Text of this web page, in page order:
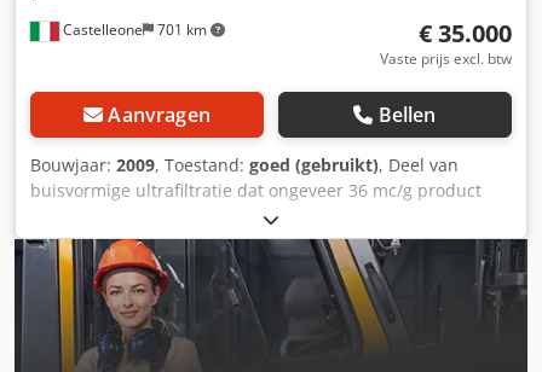
Castelleone 701 km € 35.000
Vaste prijs excl. btw
Aanvragen Bellen
Bouwjaar: 2009, Toestand: goed (gebruikt), Deel van
buisvormige ultrafiltratie dat ongeveer 36 mc/g product
kan behandelen Djdpfstv Dx Ejx Aidskr